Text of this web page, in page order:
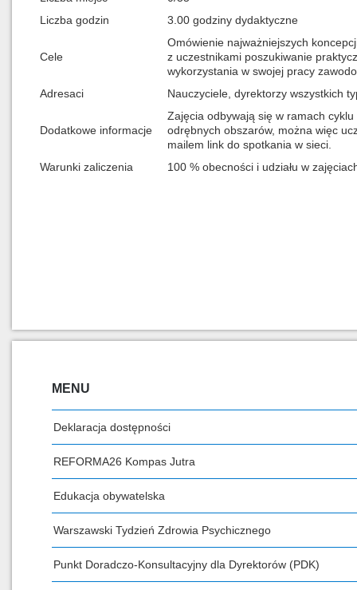
Liczba godzin
3.00 godziny dydaktyczne
Cele
Omówienie najważniejszych
z uczestnikami poszukiwanie
wykorzystania w swojej pracy
Adresaci
Nauczyciele, dyrektorzy wszystkich
Dodatkowe informacje
Zajęcia odbywają się w ramach
odrębnych obszarów, można więc
mailem link do spotkania w sieci.
Warunki zaliczenia
100 % obecności i udziału w
MENU
Deklaracja dostępności
REFORMA26 Kompas Jutra
Edukacja obywatelska
Warszawski Tydzień Zdrowia Psychicznego
Punkt Doradczo-Konsultacyjny dla Dyrektorów (PDK)